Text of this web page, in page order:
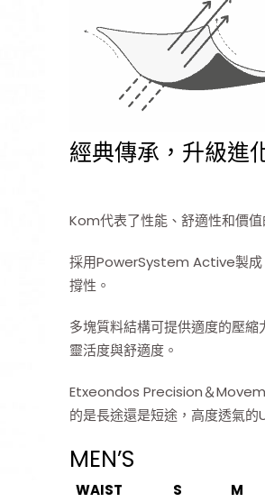
經典傳承，升級進
Kom代表了性能、舒適性和價值
採用PowerSystem Active製成
撐性。
多塊質料結構可提供適度的壓
靈活度與舒適度。
Etxeondos Precision＆
的是長途還是短途，高度透氣
MEN’S
WAIST S M